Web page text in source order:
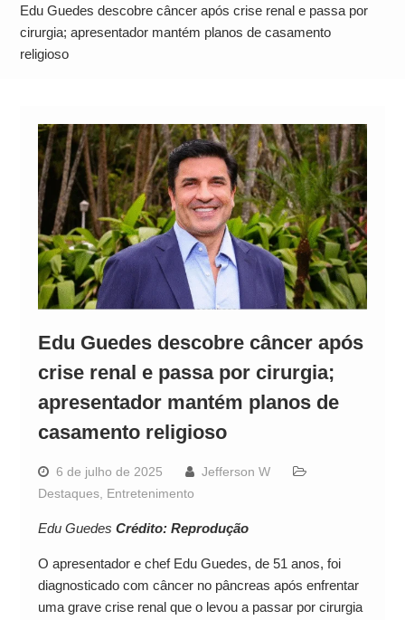
Alto
Edu Guedes descobre câncer após crise renal e passa por
cirurgia; apresentador mantém planos de casamento
religioso
Edu Guedes descobre câncer após
crise renal e passa por cirurgia;
apresentador mantém planos de
casamento religioso
6 de julho de 2025
Jefferson W
Destaques, Entretenimento
Edu Guedes Crédito: Reprodução
O apresentador e chef Edu Guedes, de 51 anos, foi
diagnosticado com câncer no pâncreas após enfrentar
uma grave crise renal que o levou a passar por cirurgia